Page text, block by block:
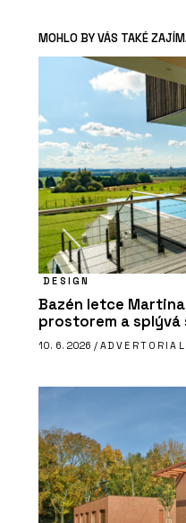
MOHLO BY VÁS TAKÉ
DESIGN
Bazén letce
prostorem a splývá
10. 6. 2026 / ADVERTORIAL